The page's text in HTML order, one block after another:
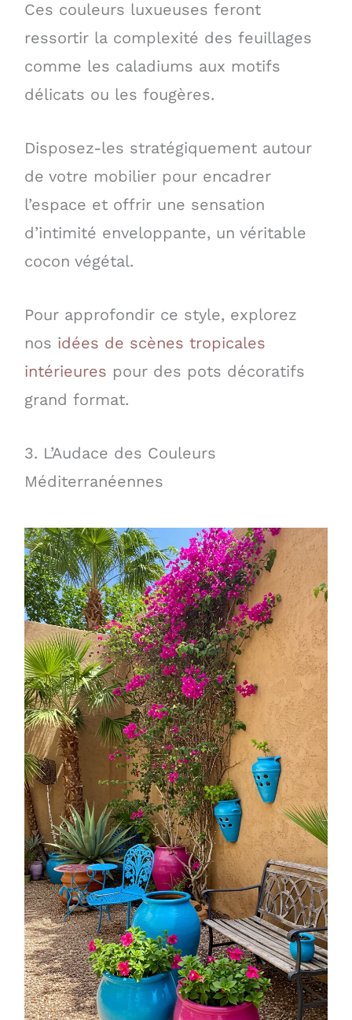
Ces couleurs luxueuses feront
ressortir la complexité des feuillages
comme les caladiums aux motifs
délicats ou les fougères.
Disposez-les stratégiquement autour
de votre mobilier pour encadrer
l’espace et offrir une sensation
d’intimité enveloppante, un véritable
cocon végétal.
Pour approfondir ce style, explorez
nos idées de scènes tropicales
intérieures pour des pots décoratifs
grand format.
3. L’Audace des Couleurs
Méditerranéennes